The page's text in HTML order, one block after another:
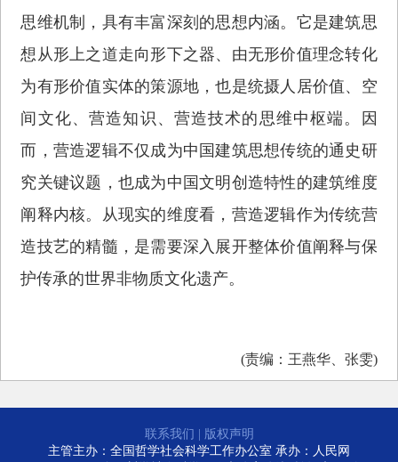
思维机制，具有丰富深刻的思想内涵。它是建筑思
想从形上之道走向形下之器、由无形价值理念转化
为有形价值实体的策源地，也是统摄人居价值、空
间文化、营造知识、营造技术的思维中枢端。因
而，营造逻辑不仅成为中国建筑思想传统的通史研
究关键议题，也成为中国文明创造特性的建筑维度
阐释内核。从现实的维度看，营造逻辑作为传统营
造技艺的精髓，是需要深入展开整体价值阐释与保
护传承的世界非物质文化遗产。
(责编：王燕华、张雯)
联系我们
版权声明
主管主办：全国哲学社会科学工作办公室 承办：人民网